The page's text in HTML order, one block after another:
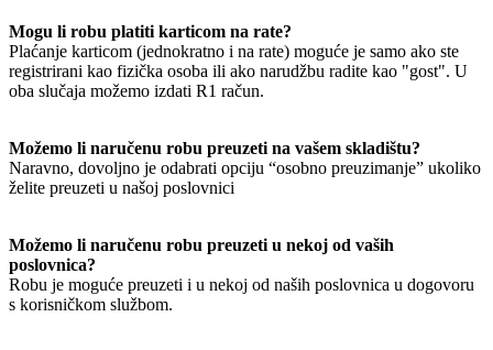
Mogu li robu platiti karticom na rate?
Plaćanje karticom (jednokratno i na rate) moguće je samo ako ste
registrirani kao fizička osoba ili ako narudžbu radite kao "gost". U
oba slučaja možemo izdati R1 račun.
Možemo li naručenu robu preuzeti na vašem skladištu?
Naravno, dovoljno je odabrati opciju “osobno preuzimanje” ukoliko
želite preuzeti u našoj poslovnici
Možemo li naručenu robu preuzeti u nekoj od vaših
poslovnica?
Robu je moguće preuzeti i u nekoj od naših poslovnica u dogovoru
s korisničkom službom.